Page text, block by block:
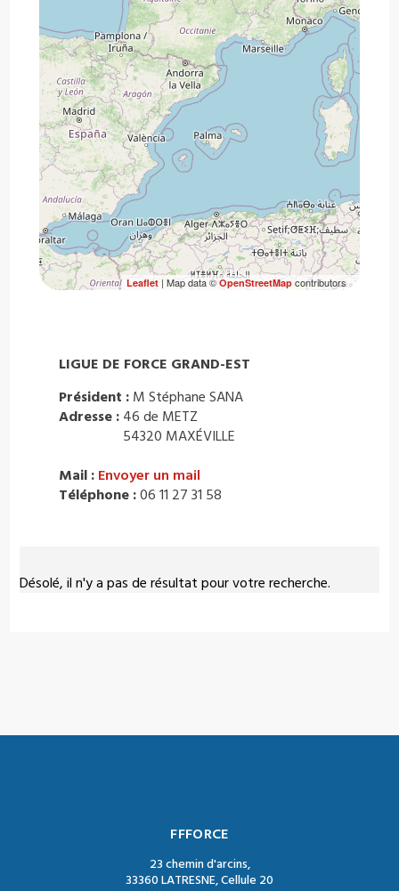
Désolé, il n'y a pas de résultat pour votre recherche.
Leaflet| Map data ©OpenStreetMapcontributors
LIGUE DE FORCE GRAND-EST
Président : M Stéphane SANA
Adresse : 46 de METZ
54320 MAXÉVILLE
Mail : Envoyer un mail
Téléphone :06 11 27 31 58
FFFORCE
23 chemin d'arcins,
33360 LATRESNE, Cellule 20